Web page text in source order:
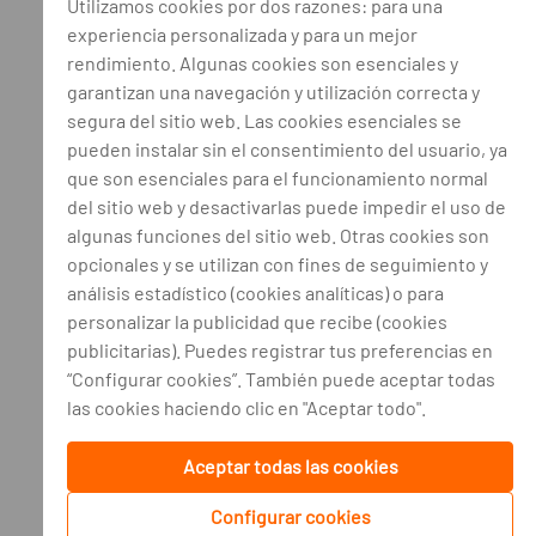
Utilizamos cookies por dos razones: para una
experiencia personalizada y para un mejor
rendimiento. Algunas cookies son esenciales y
garantizan una navegación y utilización correcta y
segura del sitio web. Las cookies esenciales se
pueden instalar sin el consentimiento del usuario, ya
que son esenciales para el funcionamiento normal
del sitio web y desactivarlas puede impedir el uso de
algunas funciones del sitio web. Otras cookies son
opcionales y se utilizan con fines de seguimiento y
análisis estadístico (cookies analíticas) o para
personalizar la publicidad que recibe (cookies
publicitarias). Puedes registrar tus preferencias en
“Configurar cookies”. También puede aceptar todas
las cookies haciendo clic en "Aceptar todo".
Aceptar todas las cookies
Configurar cookies